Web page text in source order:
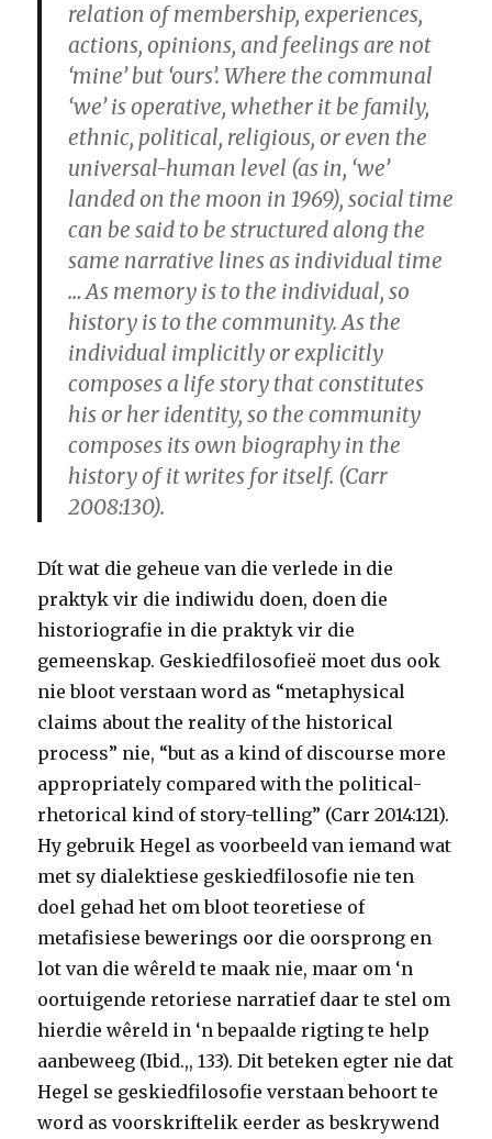
relation of membership, experiences,
actions, opinions, and feelings are not
‘mine’ but ‘ours’. Where the communal
‘we’ is operative, whether it be family,
ethnic, political, religious, or even the
universal-human level (as in, ‘we’
landed on the moon in 1969), social time
can be said to be structured along the
same narrative lines as individual time
… As memory is to the individual, so
history is to the community. As the
individual implicitly or explicitly
composes a life story that constitutes
his or her identity, so the community
composes its own biography in the
history of it writes for itself. (Carr
2008:130).
Dít wat die geheue van die verlede in die
praktyk vir die indiwidu doen, doen die
historiografie in die praktyk vir die
gemeenskap. Geskiedfilosofieë moet dus ook
nie bloot verstaan word as “metaphysical
claims about the reality of the historical
process” nie, “but as a kind of discourse more
appropriately compared with the political-
rhetorical kind of story-telling” (Carr 2014:121).
Hy gebruik Hegel as voorbeeld van iemand wat
met sy dialektiese geskiedfilosofie nie ten
doel gehad het om bloot teoretiese of
metafisiese bewerings oor die oorsprong en
lot van die wêreld te maak nie, maar om ‘n
oortuigende retoriese narratief daar te stel om
hierdie wêreld in ‘n bepaalde rigting te help
aanbeweeg (Ibid.,, 133). Dit beteken egter nie dat
Hegel se geskiedfilosofie verstaan behoort te
word as voorskriftelik eerder as beskrywend